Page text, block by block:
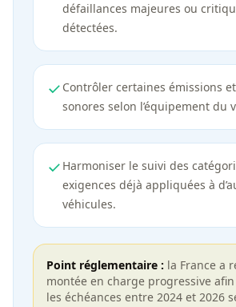
défaillances majeures ou
détectées.
Contrôler certaines émissions
sonores selon l’équipement du
Harmoniser le suivi des
exigences déjà appliquées à
véhicules.
Point réglementaire : la France a
montée en charge progressive
les échéances entre 2024 et 2026